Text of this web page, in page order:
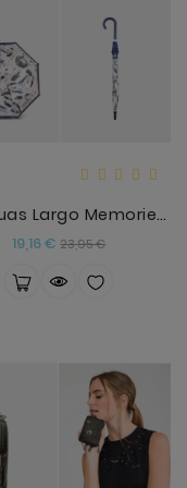
Paraguas Largo Memories Anekke
19,16 € Precio
23,95 €Precio